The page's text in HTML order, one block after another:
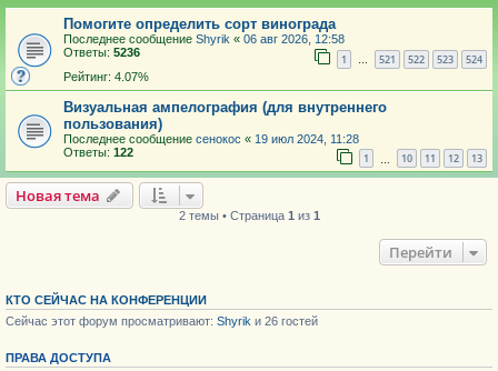
Помогите определить сорт винограда
Последнее сообщение Shyrik « 06 авг 2026, 12:58
Ответы: 5236 1 … 521 522 523 524
Рейтинг: 4.07%
Визуальная ампелография (для внутреннего
пользования)
Последнее сообщение сенокос « 19 июл 2024, 11:28
Ответы: 122 1 10 11 12 13
Новая тема
2 темы • Страница 1 из 1
Перейти
КТО СЕЙЧАС НА КОНФЕРЕНЦИИ
Сейчас этот форум просматривают: Shyrik и 26 гостей
ПРАВА ДОСТУПА